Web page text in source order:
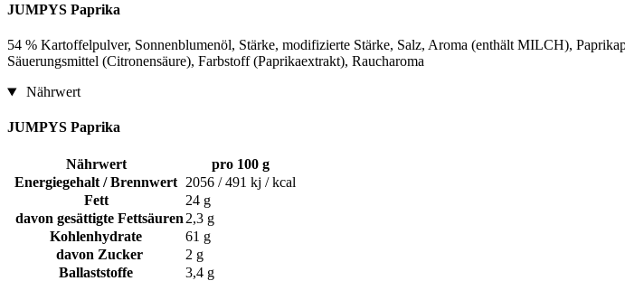
JUMPYS Paprika
54 % Kartoffelpulver, Sonnenblumenöl, Stärke, modifizierte Stärke, Salz, Aroma (enthält MILCH),
Säuerungsmittel (Citronensäure), Farbstoff (Paprikaextrakt), Raucharoma
Nährwert
JUMPYS Paprika
Nährwert
pro 100 g
Energiegehalt / Brennwert 2056 / 491 kj / kcal
Fett
24 g
davon gesättigte Fettsäuren 2,3 g
Kohlenhydrate
61 g
davon Zucker
2 g
Ballaststoffe
3,4 g